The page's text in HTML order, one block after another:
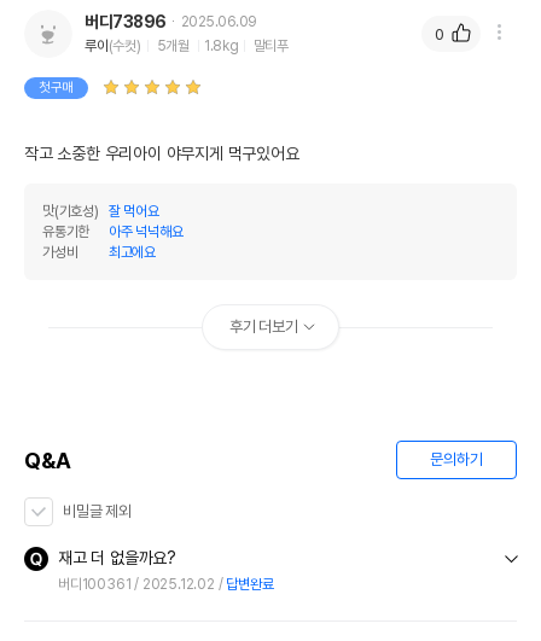
버디73896
2025.06.09
루이 (수컷) 5개월 1.8kg 말티푸
첫구매
작고 소중한 우리아이 야무지게 먹구있어요
맛(기호성)
잘 먹어요
유통기한
아주 넉넉해요
가성비
최고에요
0
후기 더보기
Q&A 문의하기
비밀글 제외
재고 더 없을까요?
버디100361 2025.12.02 답변완료